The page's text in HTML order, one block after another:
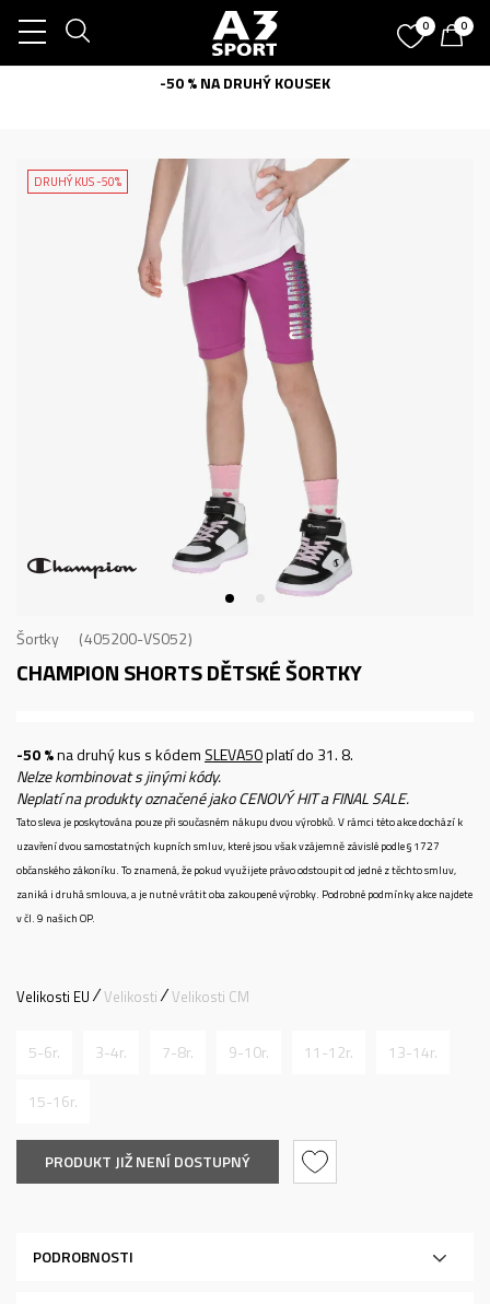
0 0
-50 % NA DRUHÝ KOUSEK
DRUHÝ KUS -50%
Šortky 405200-VS052
CHAMPION SHORTSDĚTSKÉ ŠORTKY
-50 %na druhý kus s kódem SLEVA50platí do 31. 8.
Nelze kombinovat s jinými kódy.
Neplatí na produkty označené jako CENOVÝ HIT a FINAL SALE.
Tato sleva je poskytována pouze při současném nákupu dvou výrobků. V rámci této akce dochází k
uzavření dvou samostatných kupních smluv, které jsou však vzájemně závislé podle § 1727
občanského zákoníku. To znamená, že pokud využijete právo odstoupit od jedné z těchto smluv,
zaniká i druhá smlouva, a je nutné vrátit oba zakoupené výrobky. Podrobné podmínky akce najdete
v čl. 9 našich OP.
Velikosti EU Velikosti Velikosti CM
5-6r. 3-4r. 7-8r. 9-10r. 11-12r. 13-14r.
15-16r.
PRODUKT JIŽ NENÍ DOSTUPNÝ
PODROBNOSTI